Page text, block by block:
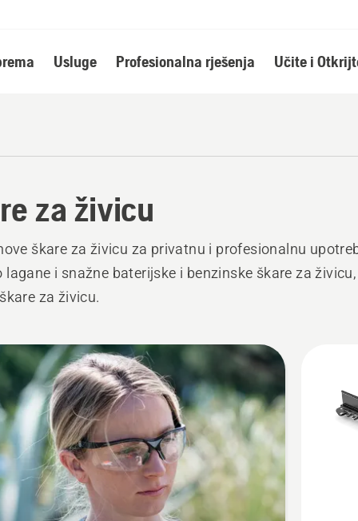
Usluge Profesionalna rješenja Učite i
za živicu
škare za živicu za privatnu i profesionalnu
lagane i snažne baterijske i benzinske škare za
za živicu.